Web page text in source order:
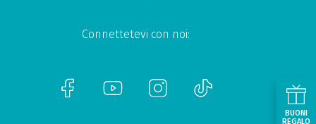
Connettetevi con noi:
BUONI
REGALO